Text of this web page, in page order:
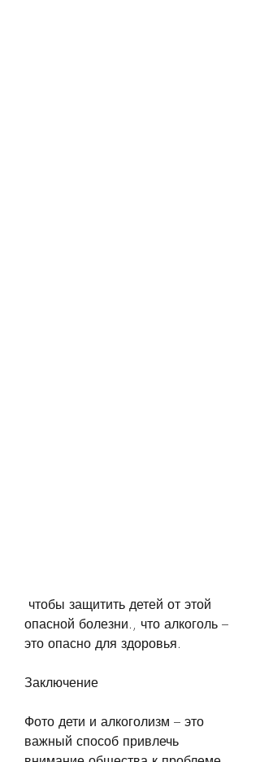
опасной болезни., что алкоголь –
это опасно для здоровья.
Заключение
Фото дети и алкоголизм – это
важный способ привлечь